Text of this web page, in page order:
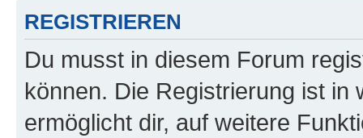
REGISTRIEREN
Du musst in diesem Forum
können. Die Registrierung ist in
ermöglicht dir, auf weitere